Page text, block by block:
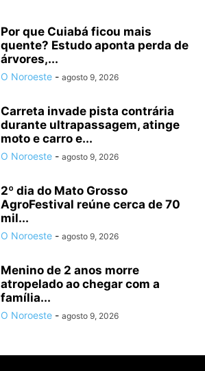
Por que Cuiabá ficou mais
quente? Estudo aponta perda de
árvores,...
O Noroeste - agosto 9, 2026
Carreta invade pista contrária
durante ultrapassagem, atinge
moto e carro e...
O Noroeste - agosto 9, 2026
2º dia do Mato Grosso
AgroFestival reúne cerca de 70
mil...
O Noroeste - agosto 9, 2026
Menino de 2 anos morre
atropelado ao chegar com a
família...
O Noroeste - agosto 9, 2026